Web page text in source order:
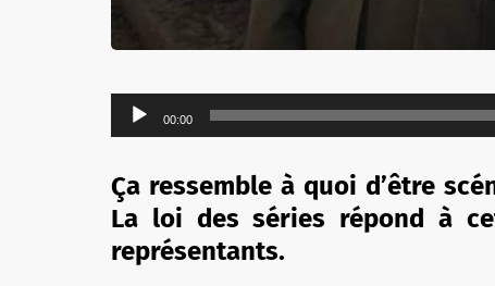
Lecteur
audio
00:00
Ça ressemble à quoi d’être
La loi des séries répond à
représentants.